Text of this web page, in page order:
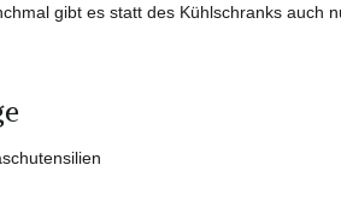
gibt es statt des Kühlschranks auch